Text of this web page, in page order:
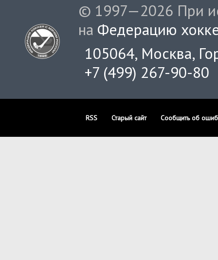
© 1997—2026 При
на Федерацию
105064, Москва,
+7 (499) 267-90-80
RSS Старый сайт Сообщить об